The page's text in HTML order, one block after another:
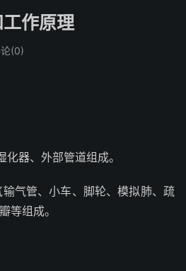
作原理
(0)
器、外部管道组成。
气管、小车、脚轮、模拟肺、疏
等组成。